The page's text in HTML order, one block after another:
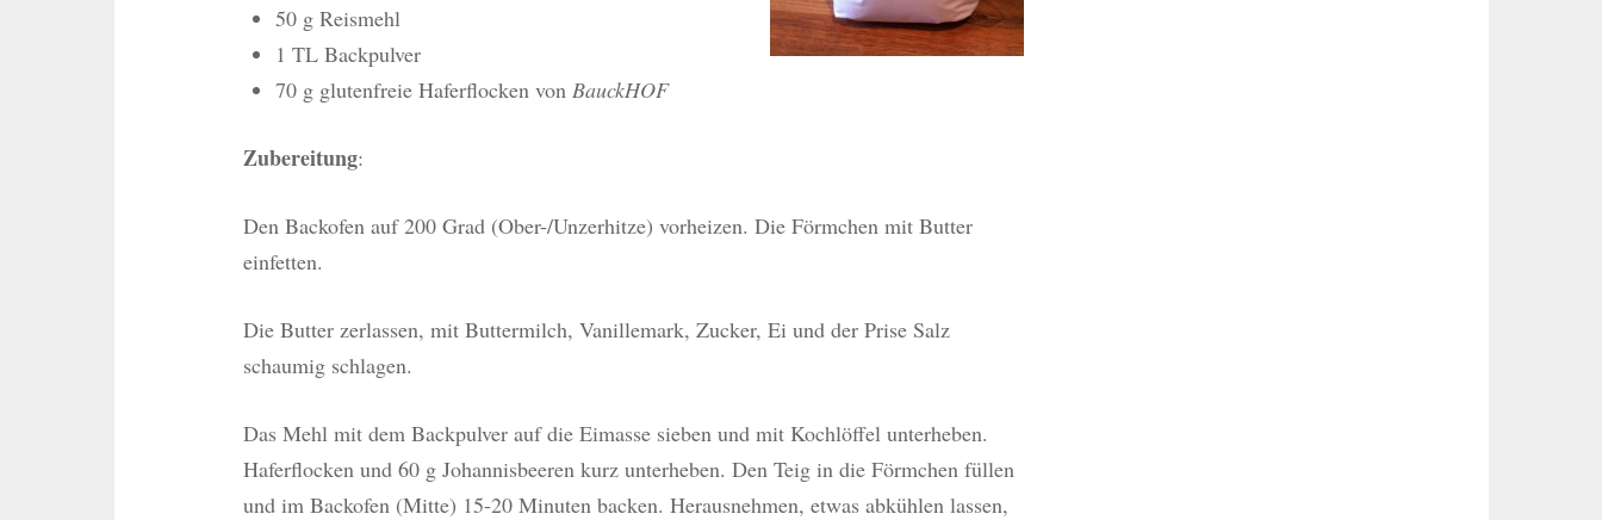
50 g Reismehl
1 TL Backpulver
70 g glutenfreie Haferflocken von BauckHOF
Zubereitung:
Den Backofen auf 200 Grad (Ober-/Unzerhitze) vorheizen. Die Förmchen mit Butter
einfetten.
Die Butter zerlassen, mit Buttermilch, Vanillemark, Zucker, Ei und der Prise Salz
schaumig schlagen.
Das Mehl mit dem Backpulver auf die Eimasse sieben und mit Kochlöffel unterheben.
Haferflocken und 60 g Johannisbeeren kurz unterheben. Den Teig in die Förmchen füllen
und im Backofen (Mitte) 15-20 Minuten backen. Herausnehmen, etwas abkühlen lassen,